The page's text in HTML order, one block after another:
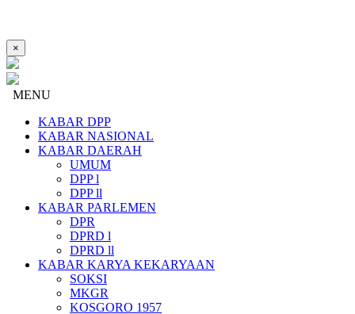
×
MENU
KABAR DPP
KABAR NASIONAL
KABAR DAERAH
UMUM
DPP l
DPP ll
KABAR PARLEMEN
DPR
DPRD l
DPRD ll
KABAR KARYA KEKARYAAN
SOKSI
MKGR
KOSGORO 1957